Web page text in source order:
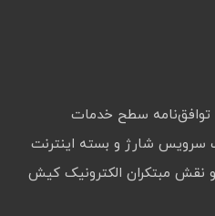
سرویس شارژ و بسته اینترنت
و نقش مبتکران الکترونیک کیش